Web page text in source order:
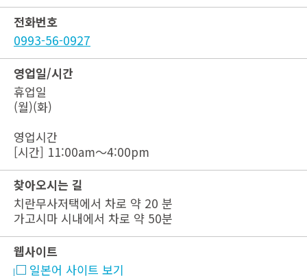
전화번호
0993-56-0927
영업일/시간
휴업일
(월)(화)
영업시간
[시간] 11:00am～4:00pm
찾아오시는 길
치란무사저택에서 차로 약 20 분
가고시마 시내에서 차로 약 50분
웹사이트
일본어 사이트 보기